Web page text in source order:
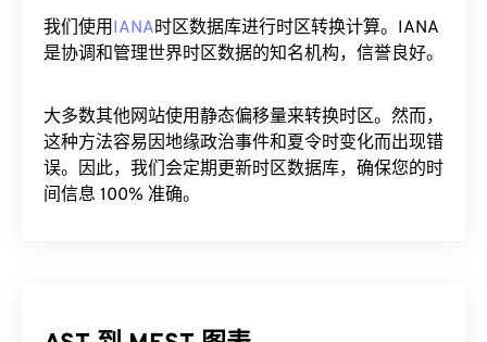
我们使用IANA时区数据库进行时区转换计算。IANA
是协调和管理世界时区数据的知名机构，信誉良好。
大多数其他网站使用静态偏移量来转换时区。然而，
这种方法容易因地缘政治事件和夏令时变化而出现错
误。因此，我们会定期更新时区数据库，确保您的时
间信息 100% 准确。